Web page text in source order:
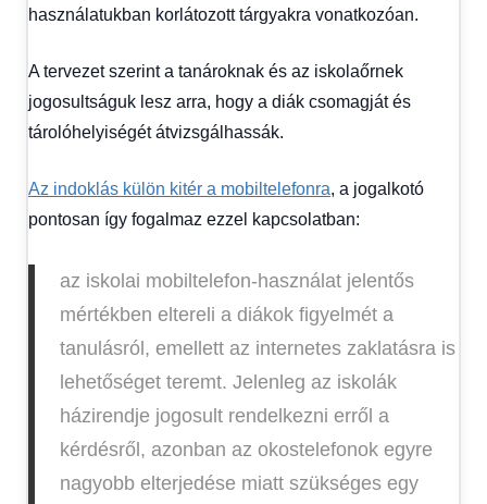
használatukban korlátozott tárgyakra vonatkozóan.
A tervezet szerint a tanároknak és az iskolaőrnek
jogosultságuk lesz arra, hogy a diák csomagját és
tárolóhelyiségét átvizsgálhassák.
Az indoklás külön kitér a mobiltelefonra, a jogalkotó
pontosan így fogalmaz ezzel kapcsolatban:
az iskolai mobiltelefon-használat jelentős
mértékben eltereli a diákok figyelmét a
tanulásról, emellett az internetes zaklatásra is
lehetőséget teremt. Jelenleg az iskolák
házirendje jogosult rendelkezni erről a
kérdésről, azonban az okostelefonok egyre
nagyobb elterjedése miatt szükséges egy